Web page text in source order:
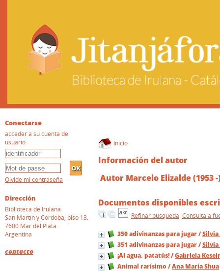
Inicio
Información del autor
Autor Marcelo Elizalde (1953 -
Documentos disponibles
Refinar búsqueda Consulta a
350 adivinanzas para jugar/Silvia
351 adivinanzas para jugar/Silvia
¡Al agua, patatús!/Gabriela
Animal rarísimo /Ana María Shua
Conectarse
acceder a su cuenta de
usuario
Olvidé mi contraseña
Dirección
Biblioteca de Irulana
San Martín y Córdoba, piso 13.
7600 Mar del Plata
Argentina
contacto